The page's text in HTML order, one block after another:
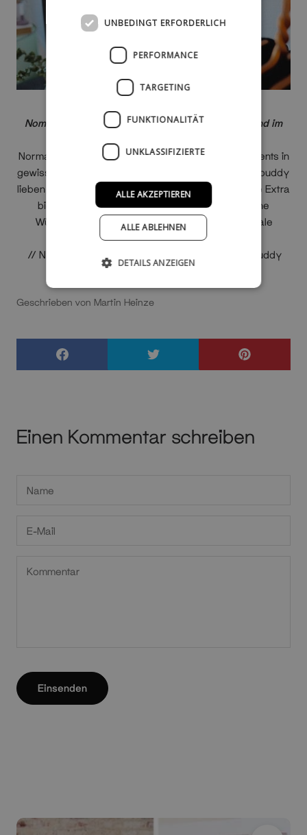
Nomess CPH Kleiderhaken sowie der S-Haken sind im
Normalerweise sind alleKleidergestelledes Sortiments in
gewissen Standardmaßen erhältlich. Aber bei Rackbuddy
lieben wir es, wenn wir unseren Kunden das gewisse Extra
bieten können. Sende uns deswegen gerne deine
Wünsche, damit wir dir helfen können, die optimale
Lösung zu finden. -info@rackbuddy.dk
// Nynne, Einrichtungsberaterin & Stylist – Rackbuddy
Geschrieben von Martin Heinze
Einen Kommentar schreiben
Einsenden
UNBEDINGT ERFORDERLICH
PERFORMANCE
TARGETING
FUNKTIONALITÄT
UNKLASSIFIZIERTE
ALLE AKZEPTIEREN
ALLE ABLEHNEN
DETAILS ANZEIGEN